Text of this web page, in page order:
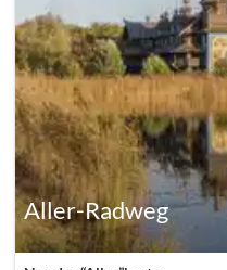
Aller-Radweg